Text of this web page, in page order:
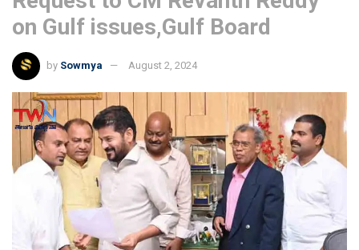
on Gulf issues,Gulf Board
by Sowmya August 2, 2024